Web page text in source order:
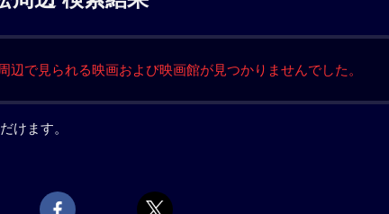
辺で見られる映画および映画館が見つかりませんでした。
けます。